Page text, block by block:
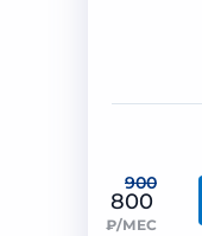
900
800
₽/МЕС